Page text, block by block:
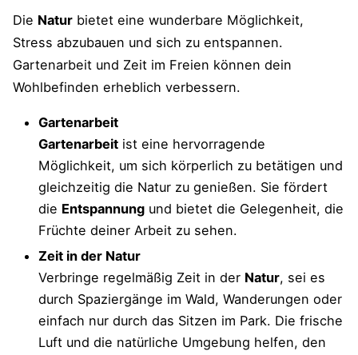
Die Natur bietet eine wunderbare Möglichkeit,
Stress abzubauen und sich zu entspannen.
Gartenarbeit und Zeit im Freien können dein
Wohlbefinden erheblich verbessern.
Gartenarbeit
Gartenarbeit ist eine hervorragende
Möglichkeit, um sich körperlich zu betätigen und
gleichzeitig die Natur zu genießen. Sie fördert
die Entspannung und bietet die Gelegenheit, die
Früchte deiner Arbeit zu sehen.
Zeit in der Natur
Verbringe regelmäßig Zeit in der Natur, sei es
durch Spaziergänge im Wald, Wanderungen oder
einfach nur durch das Sitzen im Park. Die frische
Luft und die natürliche Umgebung helfen, den